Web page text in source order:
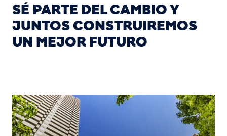
SÉ PARTE DEL CAMBIO Y
JUNTOS CONSTRUIREMOS
UN MEJOR FUTURO